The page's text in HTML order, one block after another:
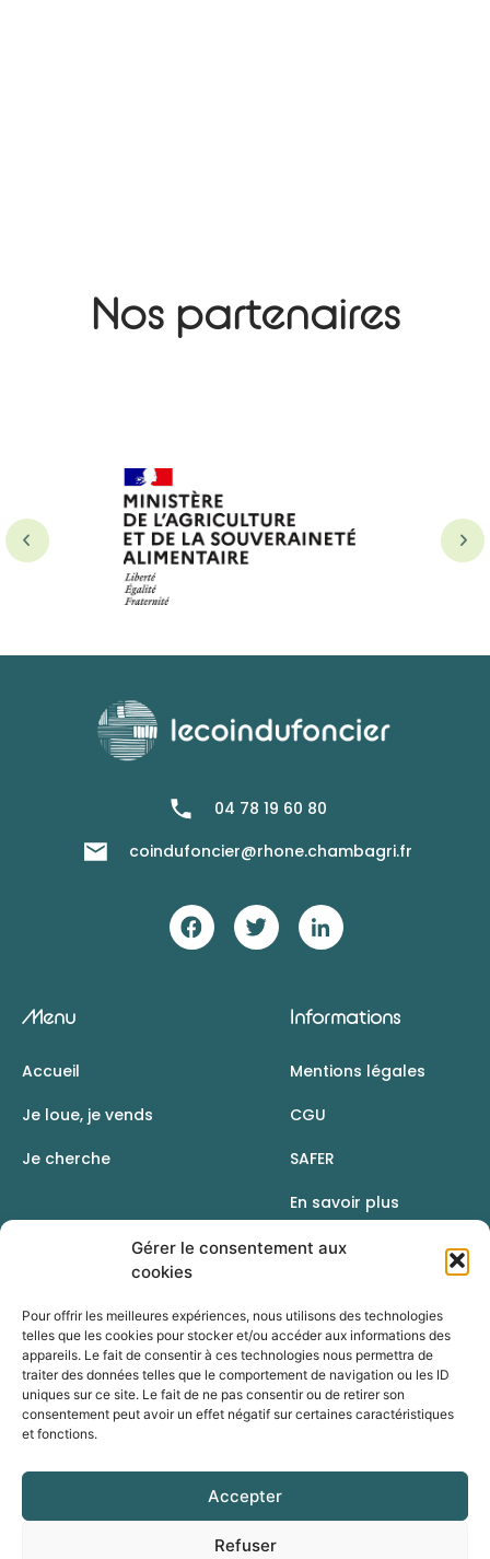
Gérer le consentement aux
cookies
Pour offrir les meilleures expériences, nous utilisons des technologies
telles que les cookies pour stocker et/ou accéder aux informations des
appareils. Le fait de consentir à ces technologies nous permettra de
traiter des données telles que le comportement de navigation ou les ID
uniques sur ce site. Le fait de ne pas consentir ou de retirer son
consentement peut avoir un effet négatif sur certaines caractéristiques
et fonctions.
Accepter
Refuser
Nos partenaires
04 78 19 60 80
coindufoncier@rhone.chambagri.fr
Menu
Accueil
Je loue, je vends
Je cherche
Informations
Mentions légales
CGU
SAFER
En savoir plus
Contact
Une initiative de la Chambre d’agriculture du Rhône